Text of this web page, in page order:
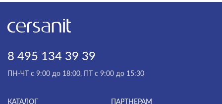
8 495 134 39 39
ПН-ЧТ с 9:00 до 18:00, ПТ с 9:00 до 15:30
КАТАЛОГ ПАРТНЕРАМ